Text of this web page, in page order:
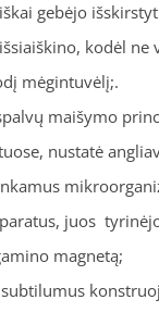
gebėjo
kodėl
mėgintuvėlį;.
maišymo
nustatė
juos
magnetą;